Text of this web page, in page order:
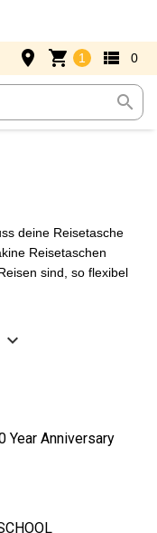
search
place shopping_cart 1 view_list 0
deine Reisetasche
Reisetaschen
sind, so flexibel
expand_more
Year Anniversary